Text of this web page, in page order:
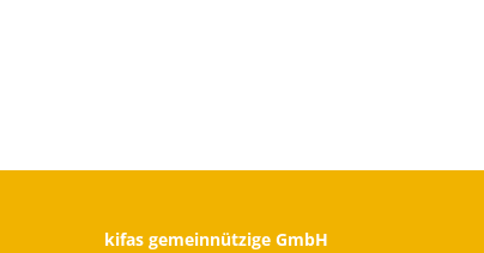
kifas gemeinnützige GmbH